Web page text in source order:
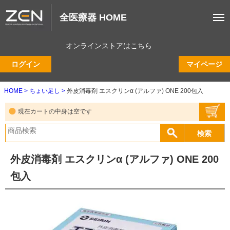
全医療器 HOME
オンラインストアはこちら
ログイン マイページ
HOME ちょい足し 外皮消毒剤 エスクリンα (アルファ) ONE 200包入
現在カートの中身は空です
外皮消毒剤 エスクリンα (アルファ) ONE 200
包入